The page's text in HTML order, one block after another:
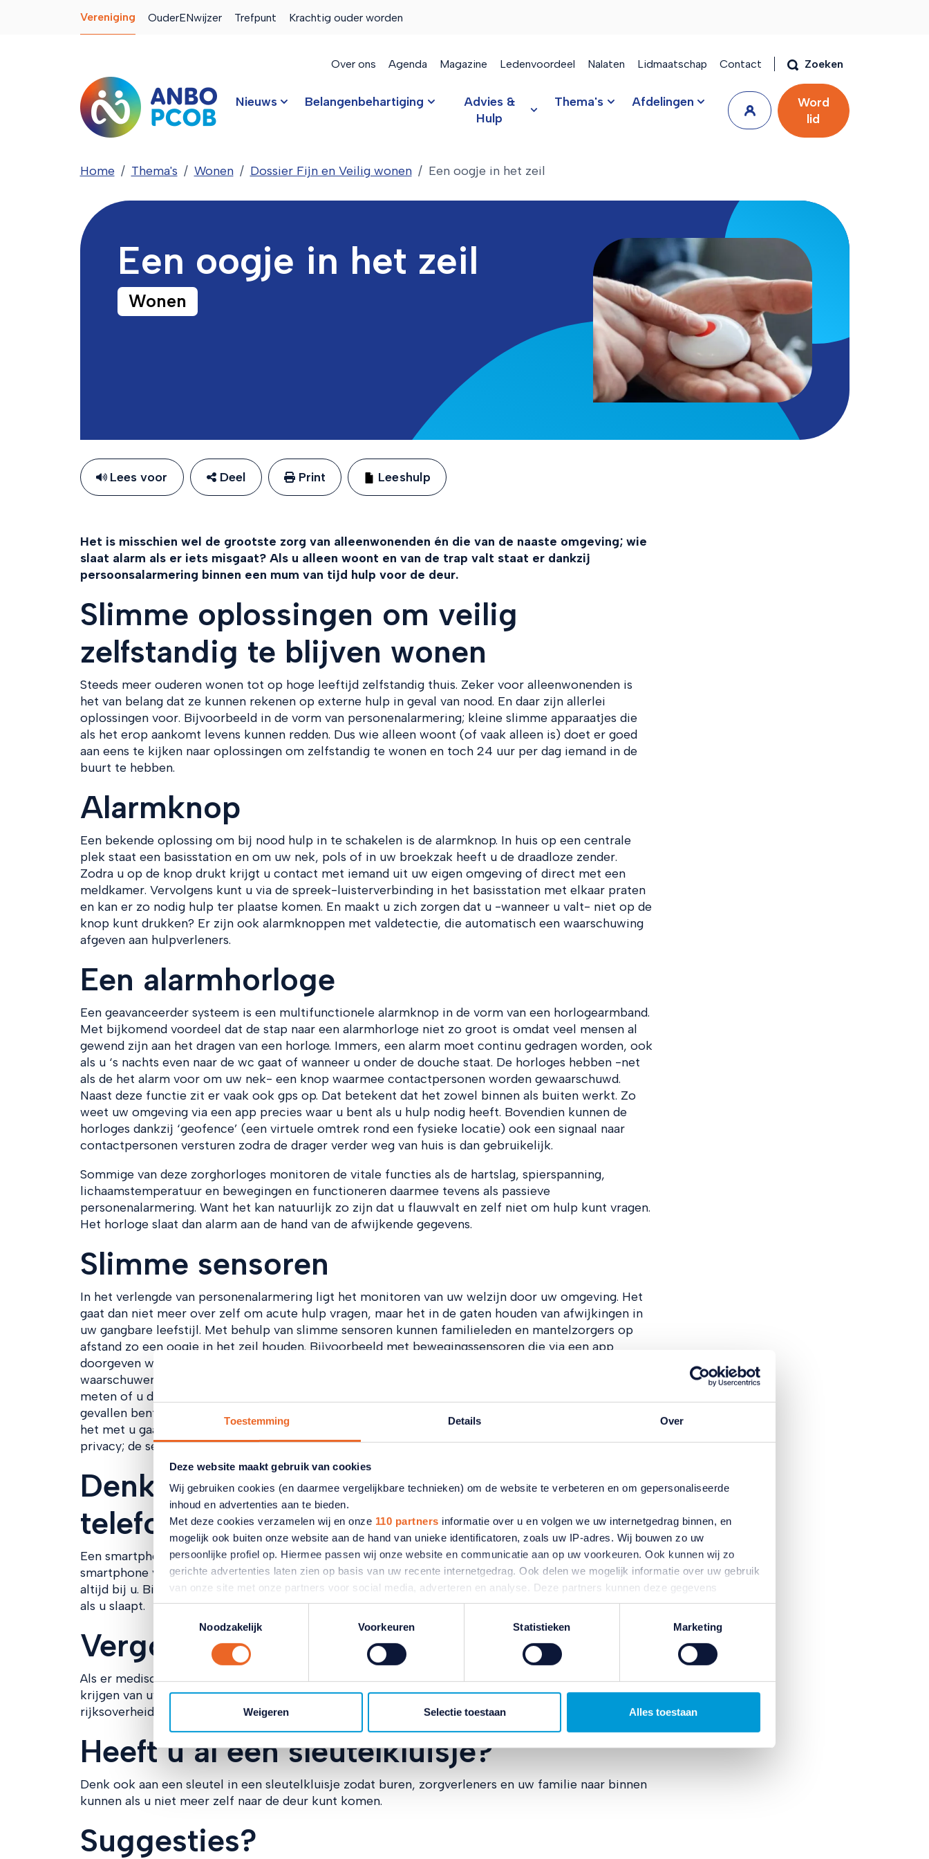
Toestemming Details Over
Deze website maakt gebruik van cookies
Wij gebruiken cookies (en daarmee vergelijkbare technieken) om de website te verbeteren en om gepersonaliseerde
inhoud en advertenties aan te bieden.
Met deze cookies verzamelen wij en onze 110 partners informatie over u en volgen we uw internetgedrag binnen, en
mogelijk ook buiten onze website aan de hand van unieke identificatoren, zoals uw IP-adres. Wij bouwen zo uw
persoonlijke profiel op. Hiermee passen wij onze website en communicatie aan op uw voorkeuren. Ook kunnen wij zo
gerichte advertenties laten zien op basis van uw recente internetgedrag. Ook delen we mogelijk informatie over uw gebruik
van onze site met onze partners voor social media, adverteren en analyse. Deze partners kunnen deze gegevens
combineren met andere informatie die u aan ze heeft verstrekt of die ze hebben verzameld op basis van uw gebruik van
hun services. Verandert u later van gedachten? U kunt uw voorkeuren aanpassen of uw toestemming intrekken door te
Lees hierover meer in ons
en cookiebeleid
Noodzakelijk
Voorkeuren Statistieken Marketing
Weigeren Selectie toestaan Alles toestaan
Vereniging OuderENwijzer Trefpunt Krachtig ouder worden
Over ons Agenda Magazine Ledenvoordeel Nalaten Lidmaatschap Contact Zoeken
Nieuws Belangenbehartiging
Advies &
Hulp
Thema's Afdelingen
Word
lid
Home Thema's Wonen Dossier Fijn en Veilig wonen Een oogje in het zeil
Een oogje in het zeil
Wonen
Lees voor Deel Print Leeshulp
Het is misschien wel de grootste zorg van alleenwonenden én die van de naaste omgeving; wie
slaat alarm als er iets misgaat? Als u alleen woont en van de trap valt staat er dankzij
persoonsalarmering binnen een mum van tijd hulp voor de deur.
Slimme oplossingen om veilig
zelfstandig te blijven wonen
Steeds meer ouderen wonen tot op hoge leeftijd zelfstandig thuis. Zeker voor alleenwonenden is
het van belang dat ze kunnen rekenen op externe hulp in geval van nood. En daar zijn allerlei
oplossingen voor. Bijvoorbeeld in de vorm van personenalarmering; kleine slimme apparaatjes die
als het erop aankomt levens kunnen redden. Dus wie alleen woont (of vaak alleen is) doet er goed
aan eens te kijken naar oplossingen om zelfstandig te wonen en toch 24 uur per dag iemand in de
buurt te hebben.
Alarmknop
Een bekende oplossing om bij nood hulp in te schakelen is de alarmknop. In huis op een centrale
plek staat een basisstation en om uw nek, pols of in uw broekzak heeft u de draadloze zender.
Zodra u op de knop drukt krijgt u contact met iemand uit uw eigen omgeving of direct met een
meldkamer. Vervolgens kunt u via de spreek-luisterverbinding in het basisstation met elkaar praten
en kan er zo nodig hulp ter plaatse komen. En maakt u zich zorgen dat u -wanneer u valt- niet op de
knop kunt drukken? Er zijn ook alarmknoppen met valdetectie, die automatisch een waarschuwing
afgeven aan hulpverleners.
Een alarmhorloge
Een geavanceerder systeem is een multifunctionele alarmknop in de vorm van een horlogearmband.
Met bijkomend voordeel dat de stap naar een alarmhorloge niet zo groot is omdat veel mensen al
gewend zijn aan het dragen van een horloge. Immers, een alarm moet continu gedragen worden, ook
als u ‘s nachts even naar de wc gaat of wanneer u onder de douche staat. De horloges hebben -net
als de het alarm voor om uw nek- een knop waarmee contactpersonen worden gewaarschuwd.
Naast deze functie zit er vaak ook gps op. Dat betekent dat het zowel binnen als buiten werkt. Zo
weet uw omgeving via een app precies waar u bent als u hulp nodig heeft. Bovendien kunnen de
horloges dankzij ‘geofence’ (een virtuele omtrek rond een fysieke locatie) ook een signaal naar
contactpersonen versturen zodra de drager verder weg van huis is dan gebruikelijk.
Sommige van deze zorghorloges monitoren de vitale functies als de hartslag, spierspanning,
lichaamstemperatuur en bewegingen en functioneren daarmee tevens als passieve
personenalarmering. Want het kan natuurlijk zo zijn dat u flauwvalt en zelf niet om hulp kunt vragen.
Het horloge slaat dan alarm aan de hand van de afwijkende gegevens.
Slimme sensoren
In het verlengde van personenalarmering ligt het monitoren van uw welzijn door uw omgeving. Het
gaat dan niet meer over zelf om acute hulp vragen, maar het in de gaten houden van afwijkingen in
uw gangbare leefstijl. Met behulp van slimme sensoren kunnen familieleden en mantelzorgers op
afstand zo een oogje in het zeil houden. Bijvoorbeeld met bewegingssensoren die via een app
doorgeven waar u zich bevindt in huis. Of met sensoren in een slimme vloer die familie
waarschuwen als u ongewoon lang op het toilet of in de badkamer bent. Er zijn ook sensoren die
meten of u de koelkast wel heeft geopend vandaag en sensoren die een signaal afgeven als u
gevallen bent en lang op dezelfde plek ligt. Zo zijn familieleden of mantelzorgers op de hoogte hoe
het met u gaat en dat geeft beide partijen een veilig gevoel. En maakt u zich geen zorgen over uw
privacy; de sensoren zijn geen camera's en geven alleen activiteit door.
Denk niet: ‘Maar ik heb mijn mobiele
telefoon toch?’
Een smartphone of mobiele telefoon is geen veilige personenalarmering. In een noodsituatie is een
smartphone veel te complex om te gebruiken. Bovendien heeft u in huis uw mobiele telefoon niet
altijd bij u. Bijvoorbeeld als u even naar de wc gaat, iets haalt op een andere verdieping of ‘s nachts
als u slaapt.
Vergoed?
Als er medische redenen zijn voor een personenalarmering, kunt u een deel van de kosten vergoed
krijgen van uw zorgverzekeraar. Meer hierover vindt u op: https://bit.ly/personenalarmering-
rijksoverheid
Heeft u al een sleutelkluisje?
Denk ook aan een sleutel in een sleutelkluisje zodat buren, zorgverleners en uw familie naar binnen
kunnen als u niet meer zelf naar de deur kunt komen.
Suggesties?